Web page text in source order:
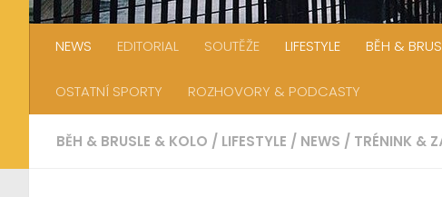
NEWS EDITORIAL SOUTĚŽE LIFESTYLE BĚH &
OSTATNÍ SPORTY ROZHOVORY & PODCASTY
BĚH & BRUSLE & KOLO / LIFESTYLE / NEWS / TRÉNINK &